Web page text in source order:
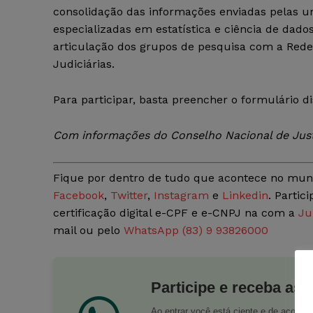
consolidação das informações enviadas pelas
especializadas em estatística e ciência de
articulação dos grupos de pesquisa com a
Judiciárias.
Para participar, basta preencher o formulário
Com informações do Conselho Nacional de
Fique por dentro de tudo que acontece no
Facebook, Twitter, Instagram e Linkedin.
certificação digital e-CPF e e-CNPJ na com a
mail ou pelo WhatsApp (83) 9 93826000
Participe e receba as